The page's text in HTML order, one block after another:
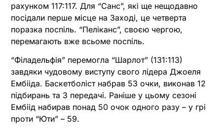
рахунком 117:117. Для “Санс”, які ще нещодавно
посідали перше місце на Заході, це четверта
поразка поспіль. “Пеліканс”, своєю чергою,
перемагають вже всьоме поспіль.
“Філадельфія” перемогла “Шарлот” (131:113)
завдяки чудовому виступу свого лідера Джоеля
Ембііда. Баскетболіст набрав 53 очки, виконав 12
підбирань та 3 передачі. Раніше у цьому сезоні
Ембіід набирав понад 50 очок одного разу – у грі
проти “Юти” – 59.